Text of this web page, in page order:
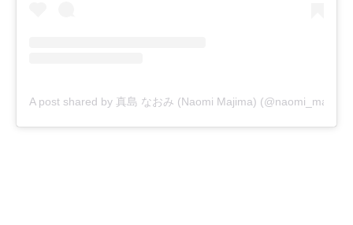
A post shared by 真島 なおみ (Naomi Majima) (@naomi_majima)